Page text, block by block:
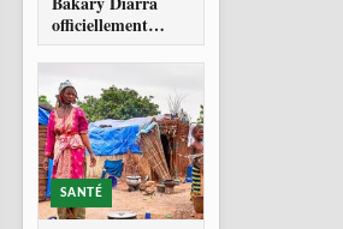
officiellement
investi Directeur
général
SANTÉ